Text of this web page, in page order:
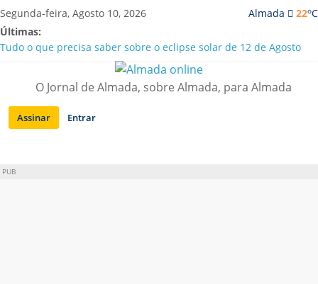
Saltar
para
conteúdo
Almada 22oC
Segunda-feira, Agosto 10, 2026
Últimas:
Tudo o que precisa saber sobre o eclipse solar de 12 de Agosto
Caparica | Orchestra GMO traz “Música sem Fronteiras” a Porto
Laranjeiro | Detido por tráfico de droga e posse de arma proibida
A “crise” da água em Almada: ilações e ensinamentos necessários
para o futuro
O Jornal de Almada, sobre Almada, para Almada
Assinar Entrar
PUB